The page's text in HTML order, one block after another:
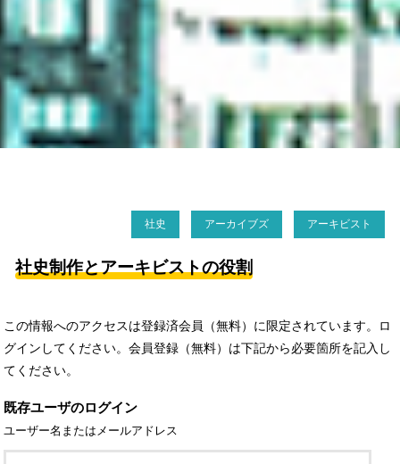
社史 アーカイブズ アーキビスト
社史制作とアーキビストの役割
この情報へのアクセスは登録済会員（無料）に限定されています。ロ
グインしてください。会員登録（無料）は下記から必要箇所を記入し
てください。
既存ユーザのログイン
ユーザー名またはメールアドレス